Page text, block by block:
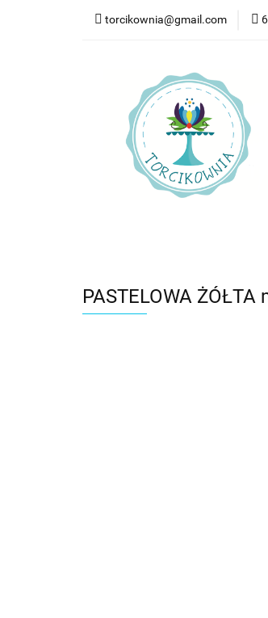
torcikownia@gmail.com
PASTELOWA